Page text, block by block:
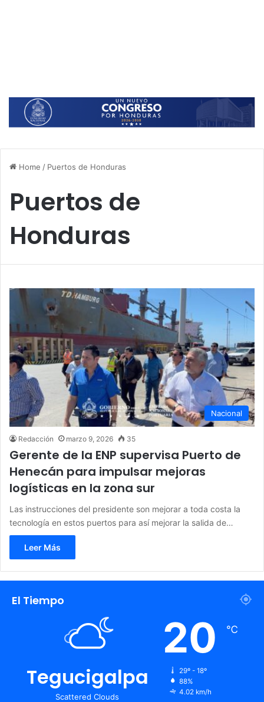
Home / Puertos de Honduras
Puertos de
Honduras
Nacional
Redacción marzo 9, 2026 35
Gerente de la ENP supervisa Puerto de
Henecán para impulsar mejoras
logísticas en la zona sur
Las instrucciones del presidente son mejorar a toda costa la
tecnología en estos puertos para así mejorar la salida de…
Leer Más
El Tiempo
Tegucigalpa
Scattered Clouds
20 ℃
29º - 18º
88%
4.02 km/h